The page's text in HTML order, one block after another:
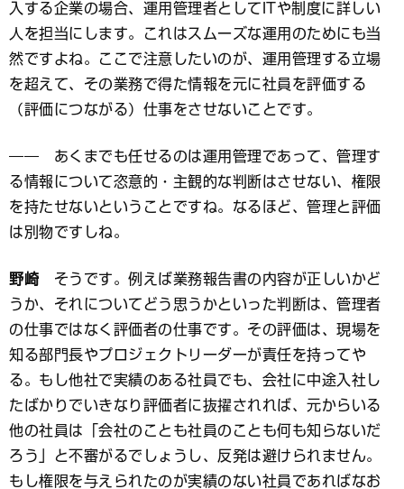
入する企業の場合、運用管理者としてITや制度に詳しい
人を担当にします。これはスムーズな運用のためにも当
然ですよね。ここで注意したいのが、運用管理する立場
を超えて、その業務で得た情報を元に社員を評価する
（評価につながる）仕事をさせないことです。
―― あくまでも任せるのは運用管理であって、管理す
る情報について恣意的・主観的な判断はさせない、権限
を持たせないということですね。なるほど、管理と評価
は別物ですしね。
野崎 そうです。例えば業務報告書の内容が正しいかど
うか、それについてどう思うかといった判断は、管理者
の仕事ではなく評価者の仕事です。その評価は、現場を
知る部門長やプロジェクトリーダーが責任を持ってや
る。もし他社で実績のある社員でも、会社に中途入社し
たばかりでいきなり評価者に抜擢されれば、元からいる
他の社員は「会社のことも社員のことも何も知らないだ
ろう」と不審がるでしょうし、反発は避けられません。
もし権限を与えられたのが実績のない社員であればなお